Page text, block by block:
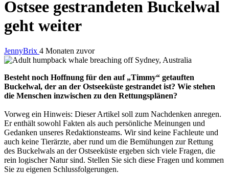
Ostsee gestrandeten Buckelwal
geht weiter
JennyBrix 4 Monaten zuvor
Besteht noch Hoffnung für den auf „Timmy“ getauften
Buckelwal, der an der Ostseeküste gestrandet ist? Wie stehen
die Menschen inzwischen zu den Rettungsplänen?
Vorweg ein Hinweis: Dieser Artikel soll zum Nachdenken anregen.
Er enthält sowohl Fakten als auch persönliche Meinungen und
Gedanken unseres Redaktionsteams. Wir sind keine Fachleute und
auch keine Tierärzte, aber rund um die Bemühungen zurRettung
des Buckelwals an der Ostseeküste ergeben sich viele Fragen, die
rein logischer Natur sind. Stellen Sie sich diese Fragen und kommen
Sie zu eigenen Schlussfolgerungen.